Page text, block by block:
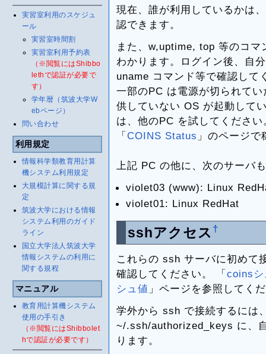
実習室利用のスケジュ
ール
実習室時間割
実習室利用予約表
（※閲覧にはShibbo
lethで認証が必要で
す）
学年暦（筑波大学W
ebページ）
問い合わせ
利用規定
情報科学類教育用計算
機システム利用規定
大規模計算に関する規
定
筑波大学における情報
システム利用のガイド
ライン
国立大学法人筑波大学
情報システムの利用に
関する規程
マニュアル
教育用計算機システム
使用の手引き
（※閲覧にはShibbolet
hで認証が必要です）
現在、誰が利用しているかは
認できます。
また、w,uptime, top 等のコマ
わかります。ログイン後、自
uname コマンド等で確認して
一部のPC は電源が切られて
供していない OS が起動して
は、他のPC を試してください
「COINS Status 」のページ
上記 PC の他に、次のサーバ
violet03 (www): Linux
violet01: Linux RedHat
sshアクセス †
これらの ssh サーバに初めて
確認してください。 「coinsシ
シュ値 」ページを参照してく
学外から ssh で接続するには
~/.ssh/authorized_keys に、
ります。